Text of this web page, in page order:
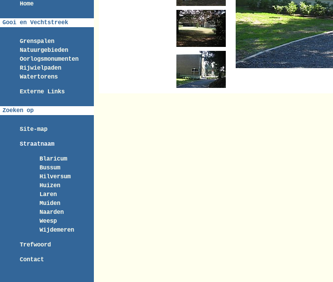
Home
Gooi en Vechtstreek
Grenspalen
Natuurgebieden
Oorlogsmonumenten
Rijwielpaden
Watertorens
Externe Links
Zoeken op
Site-map
Straatnaam
Blaricum
Bussum
Hilversum
Huizen
Laren
Muiden
Naarden
Weesp
Wijdemeren
Trefwoord
Contact